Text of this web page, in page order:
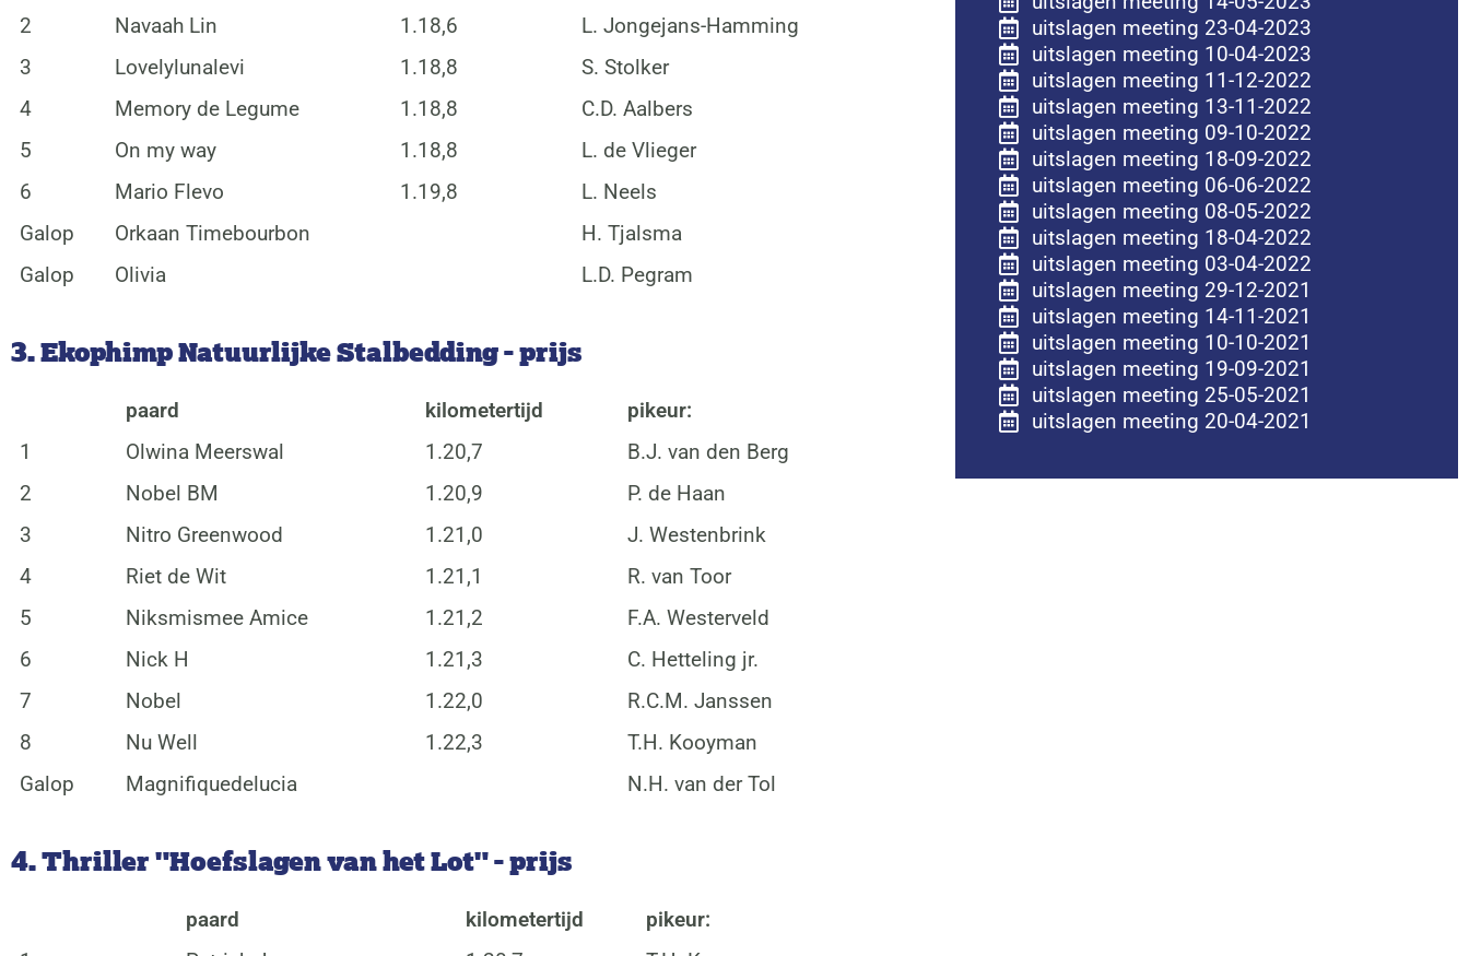
2
Navaah Lin 1.18,6
L. Jongejans-Hamming
3
Lovelylunalevi 1.18,8
S. Stolker
4
Memory de Legume 1.18,8
C.D. Aalbers
5
On my way 1.18,8
L. de Vlieger
6
Mario Flevo 1.19,8
L. Neels
Galop
Orkaan Timebourbon
H. Tjalsma
Galop
Olivia L.D. Pegram
3. Ekophimp Natuurlijke Stalbedding - prijs
paard kilometertijd
pikeur:
1
Olwina Meerswal 1.20,7
B.J. van den Berg
2
Nobel BM 1.20,9
P. de Haan
3
Nitro Greenwood 1.21,0
J. Westenbrink
4
Riet de Wit 1.21,1
R. van Toor
5
Niksmismee Amice 1.21,2
F.A. Westerveld
6
Nick H 1.21,3
C. Hetteling jr.
7
Nobel 1.22,0
R.C.M. Janssen
8
Nu Well 1.22,3
T.H. Kooyman
Galop
Magnifiquedelucia N.H. van der Tol
4. Thriller "Hoefslagen van het Lot" - prijs
paard kilometertijd
pikeur:
uitslagen meeting 23-04-2023
uitslagen meeting 10-04-2023
uitslagen meeting 11-12-2022
uitslagen meeting 13-11-2022
uitslagen meeting 09-10-2022
uitslagen meeting 18-09-2022
uitslagen meeting 06-06-2022
uitslagen meeting 08-05-2022
uitslagen meeting 18-04-2022
uitslagen meeting 03-04-2022
uitslagen meeting 29-12-2021
uitslagen meeting 14-11-2021
uitslagen meeting 10-10-2021
uitslagen meeting 19-09-2021
uitslagen meeting 25-05-2021
uitslagen meeting 20-04-2021